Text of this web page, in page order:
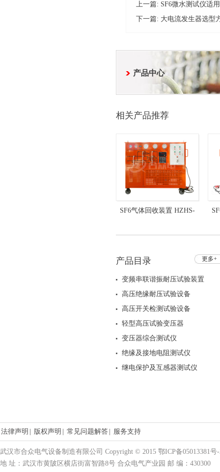
上一篇: SF6微水测试仪适
下一篇: 大电流发生器选型
产品中心
相关产品推荐
SF6气体回收装置 HZHS-
更多+
产品目录
变频串联谐振耐压试验装置
高压绝缘耐压试验设备
高压开关检测试验设备
轻型高压试验变压器
变压器综合测试仪
绝缘及接地电阻测试仪
继电保护及互感器测试仪
法律声明 版权声明 常见问题解答 服务支持
武汉市合众电气设备制造有限公司 Copyright © 2015 鄂ICP备05013381号
地 址：武汉市黄陂区横店街富智路8号 合众电气产业园 邮 编：430300